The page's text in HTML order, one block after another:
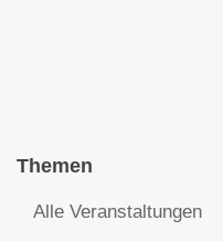
Themen
Alle Veranstaltungen